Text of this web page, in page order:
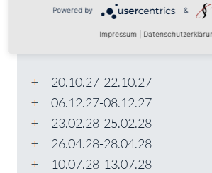
20.10.27-22.10.27
06.12.27-08.12.27
23.02.28-25.02.28
26.04.28-28.04.28
10.07.28-13.07.28
Powered by &
Impressum